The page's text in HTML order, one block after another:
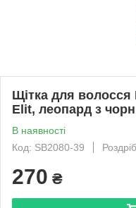
Щітка для
Elit, леопард з
В наявності
Код: SB2080-39
Роздріб
270 ₴